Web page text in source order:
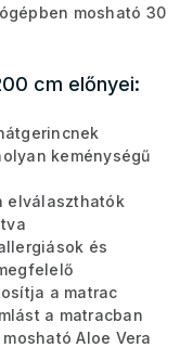
mosható 30
cm előnyei:
keménységű
elválaszthatók
és
a matrac
a matracban
Aloe Vera